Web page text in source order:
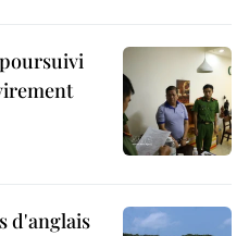
d'anglais